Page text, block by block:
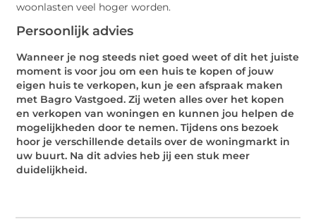
woonlasten veel hoger worden.
Persoonlijk advies
Wanneer je nog steeds niet goed weet of dit het juiste
moment is voor jou om een huis te kopen of jouw
eigen huis te verkopen, kun je een afspraak maken
met Bagro Vastgoed. Zij weten alles over het kopen
en verkopen van woningen en kunnen jou helpen de
mogelijkheden door te nemen. Tijdens ons bezoek
hoor je verschillende details over de woningmarkt in
uw buurt. Na dit advies heb jij een stuk meer
duidelijkheid.